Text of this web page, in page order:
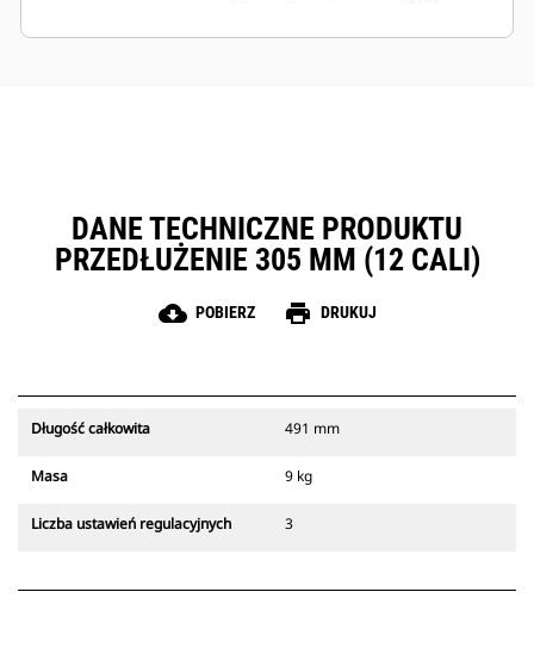
DANE TECHNICZNE PRODUKTU
PRZEDŁUŻENIE 305 MM (12 CALI)
cloud_download POBIERZ print DRUKUJ
Długość całkowita 491 mm
Masa 9 kg
Liczba ustawień regulacyjnych 3